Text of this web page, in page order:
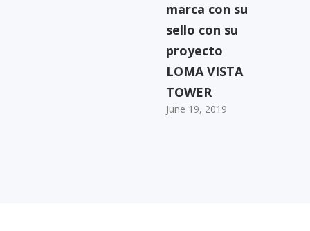
marca con su
sello con su
proyecto
LOMA VISTA
TOWER
June 19, 2019